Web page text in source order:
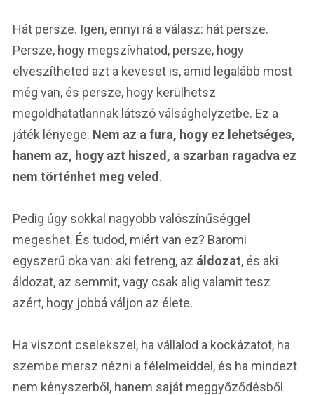
Hát persze. Igen, ennyi rá a válasz: hát persze.
Persze, hogy megszívhatod, persze, hogy
elveszítheted azt a keveset is, amid legalább most
még van, és persze, hogy kerülhetsz
megoldhatatlannak látszó válsághelyzetbe. Ez a
játék lényege. Nem az a fura, hogy ez lehetséges,
hanem az, hogy azt hiszed, a szarban ragadva ez
nem történhet meg veled.
Pedig úgy sokkal nagyobb valószínűséggel
megeshet. És tudod, miért van ez? Baromi
egyszerű oka van: aki fetreng, az áldozat, és aki
áldozat, az semmit, vagy csak alig valamit tesz
azért, hogy jobbá váljon az élete.
Ha viszont cselekszel, ha vállalod a kockázatot, ha
szembe mersz nézni a félelmeiddel, és ha mindezt
nem kényszerből, hanem saját meggyőződésből